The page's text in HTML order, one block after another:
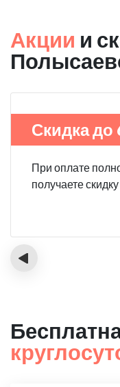
Акции и
Скидка до
При оплате
получаете
‹